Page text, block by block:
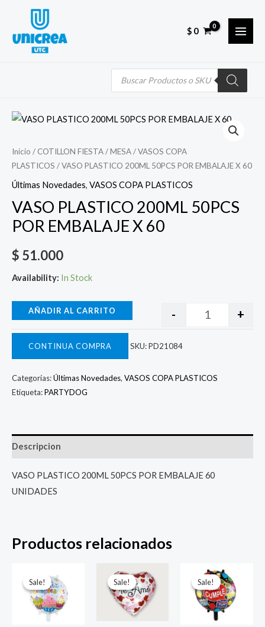
content
$0
Búsqueda
Inicio / COTILLON FIESTA/MESA/VASOS COPA
PLASTICOS / VASO PLASTICO 200ML 50PCS POR EMBALAJE X 60
Últimas Novedades, VASOS COPA PLASTICOS
VASO PLASTICO 200ML 50PCS
POR EMBALAJE X 60
$ 51.000
Availability: In Stock
Quantity
- +
AÑADIR AL CARRITO
CONTINUA COMPRA SKU:PD21084
Categorías:Últimas Novedades, VASOS COPA PLASTICOS
Etiqueta:PARTYDOG
Descripcion
VASO PLASTICO 200ML 50PCS POR EMBALAJE 60
UNIDADES
Productos relacionados
Sale!
Sale!precio
original
era:
$ 4.000.
Sale!
Sale!precio
original
era:
$ 4.000.
Sale!
Sale!
El
precio
original
era:
$ 4.000.